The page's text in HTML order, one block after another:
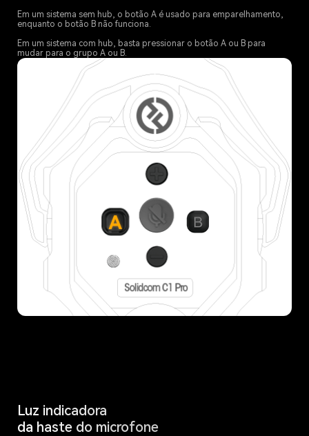
Em um sistema sem hub, o botão A é usado para emparelhamento,
enquanto o botão B não funciona.
Em um sistema com hub, basta pressionar o botão A ou B para
mudar para o grupo A ou B.
Luz indicadora
da haste do microfone